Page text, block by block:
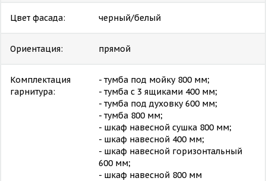
Цвет фасада: черный/белый
Ориентация: прямой
Комплектация
гарнитура:
- тумба под мойку 800 мм;
- тумба с 3 ящиками 400 мм;
- тумба под духовку 600 мм;
- тумба 800 мм;
- шкаф навесной сушка 800 мм;
- шкаф навесной 400 мм;
- шкаф навесной горизонтальный
600 мм;
- шкаф навесной 800 мм